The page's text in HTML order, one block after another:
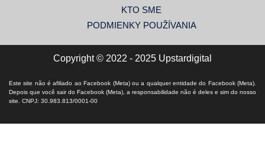
KTO SME
PODMIENKY POUŽÍVANIA
Copyright © 2022 - 2025 Upstardigital
Este site não é afiliado ao Facebook (Meta) ou a qualquer entidade do Facebook (Meta).
Depois que você sair do Facebook (Meta), a responsabilidade não é deles e sim do nosso
site. CNPJ: 30.983.813/0001-00